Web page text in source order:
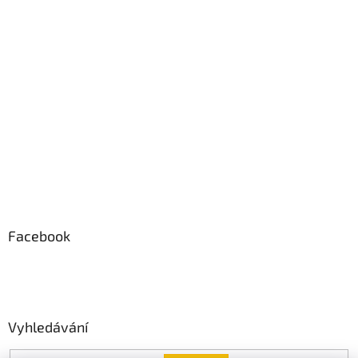
Facebook
Vyhledávání